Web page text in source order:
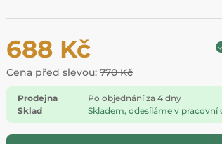
688 Kč
Cena před slevou: 770 Kč
Prodejna
Po objednání za 4 dny
Sklad
Skladem, odesíláme v pracovní